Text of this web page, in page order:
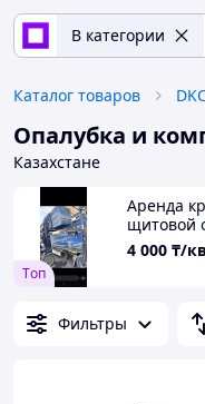
В категории
Каталог товаров
Опалубка и
Казахстане
Tоп
Аренда
щитовой
высотой
4 000 ₸/
Фильтры